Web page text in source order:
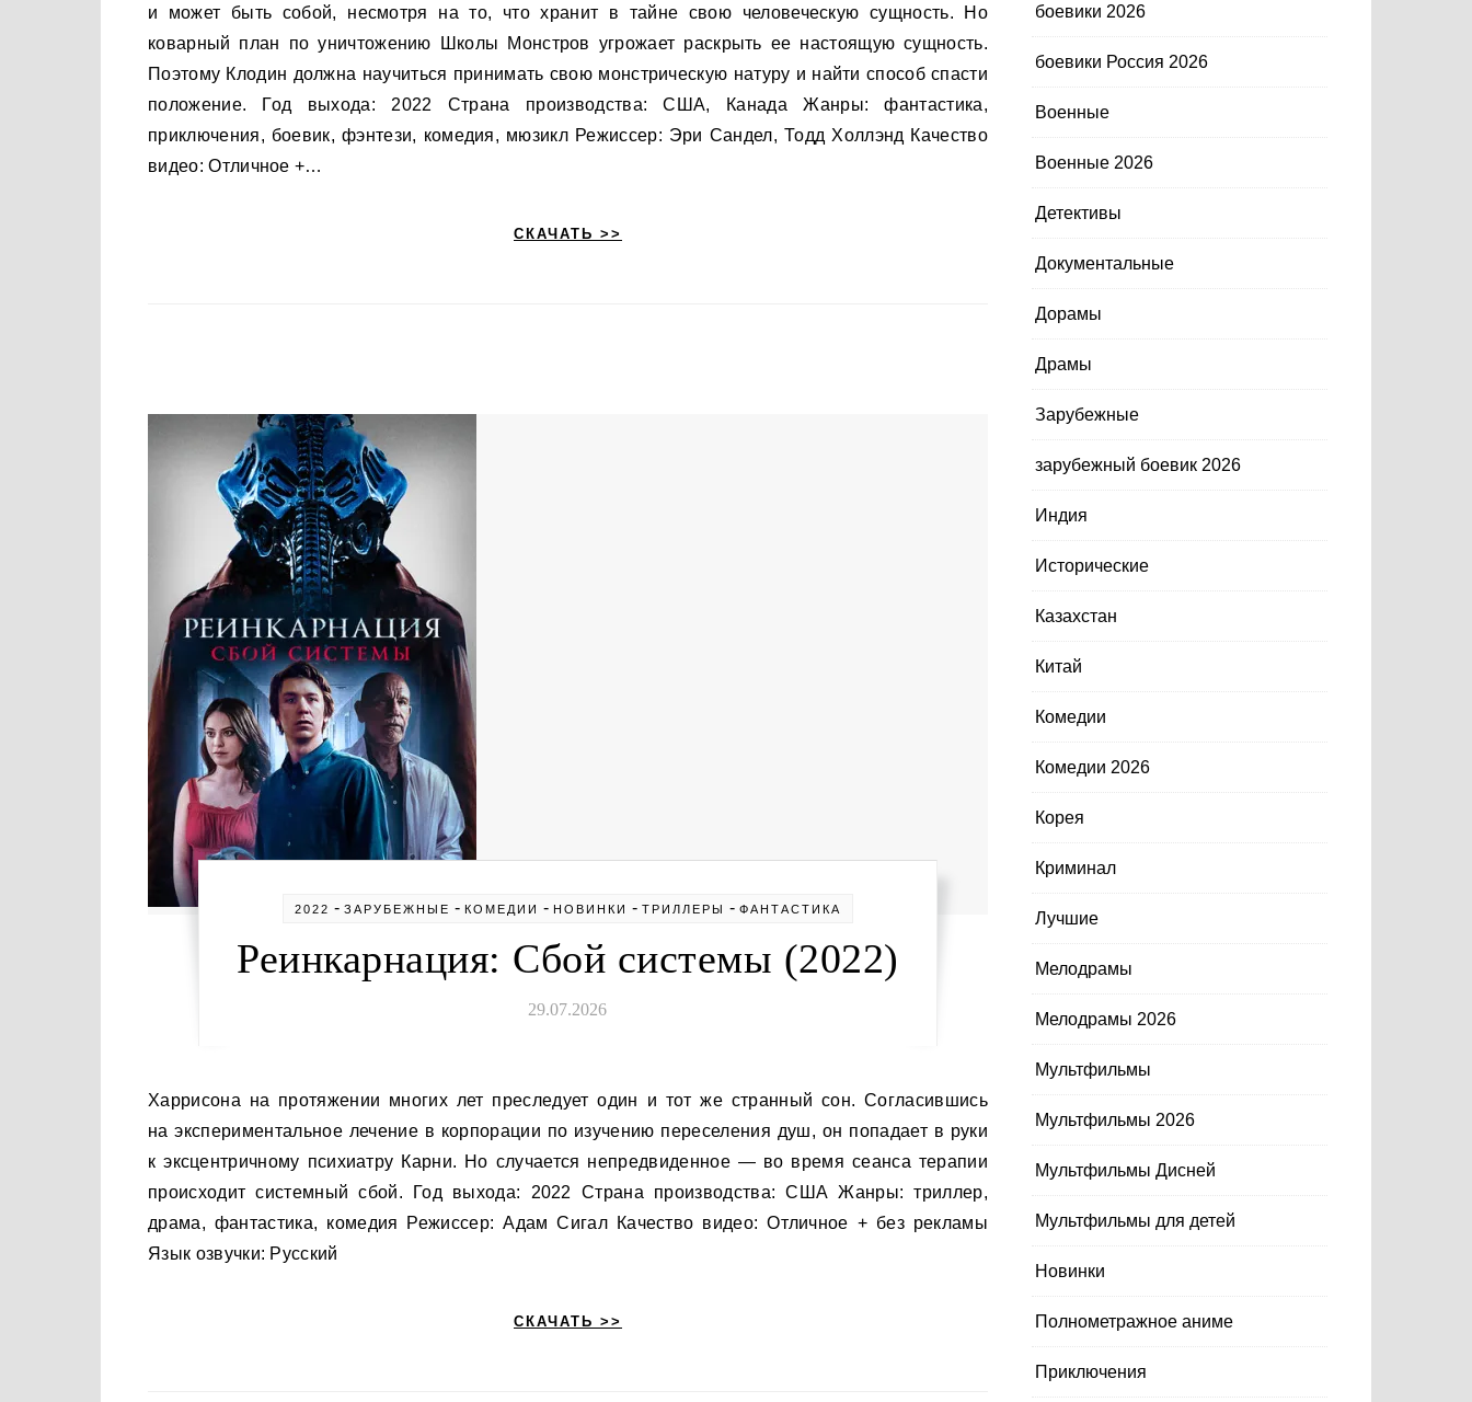
и может быть собой, несмотря на то, что хранит в тайне свою человеческую сущность. Но
коварный план по уничтожению Школы Монстров угрожает раскрыть ее настоящую сущность.
Поэтому Клодин должна научиться принимать свою монстрическую натуру и найти способ спасти
положение. Год выхода: 2022 Страна производства: США, Канада Жанры: фантастика,
приключения, боевик, фэнтези, комедия, мюзикл Режиссер: Эри Сандел, Тодд Холлэнд Качество
видео: Отличное +…
СКАЧАТЬ >>
2022 - ЗАРУБЕЖНЫЕ - КОМЕДИИ - НОВИНКИ - ТРИЛЛЕРЫ - ФАНТАСТИКА
Реинкарнация: Сбой системы (2022)
29.07.2026
Харрисона на протяжении многих лет преследует один и тот же странный сон. Согласившись
на экспериментальное лечение в корпорации по изучению переселения душ, он попадает в руки
к эксцентричному психиатру Карни. Но случается непредвиденное — во время сеанса терапии
происходит системный сбой. Год выхода: 2022 Страна производства: США Жанры: триллер,
драма, фантастика, комедия Режиссер: Адам Сигал Качество видео: Отличное + без рекламы
Язык озвучки: Русский
СКАЧАТЬ >>
боевики 2026
боевики Россия 2026
Военные
Военные 2026
Детективы
Документальные
Дорамы
Драмы
Зарубежные
зарубежный боевик 2026
Индия
Исторические
Казахстан
Китай
Комедии
Комедии 2026
Корея
Криминал
Лучшие
Мелодрамы
Мелодрамы 2026
Мультфильмы
Мультфильмы 2026
Мультфильмы Дисней
Мультфильмы для детей
Новинки
Полнометражное аниме
Приключения